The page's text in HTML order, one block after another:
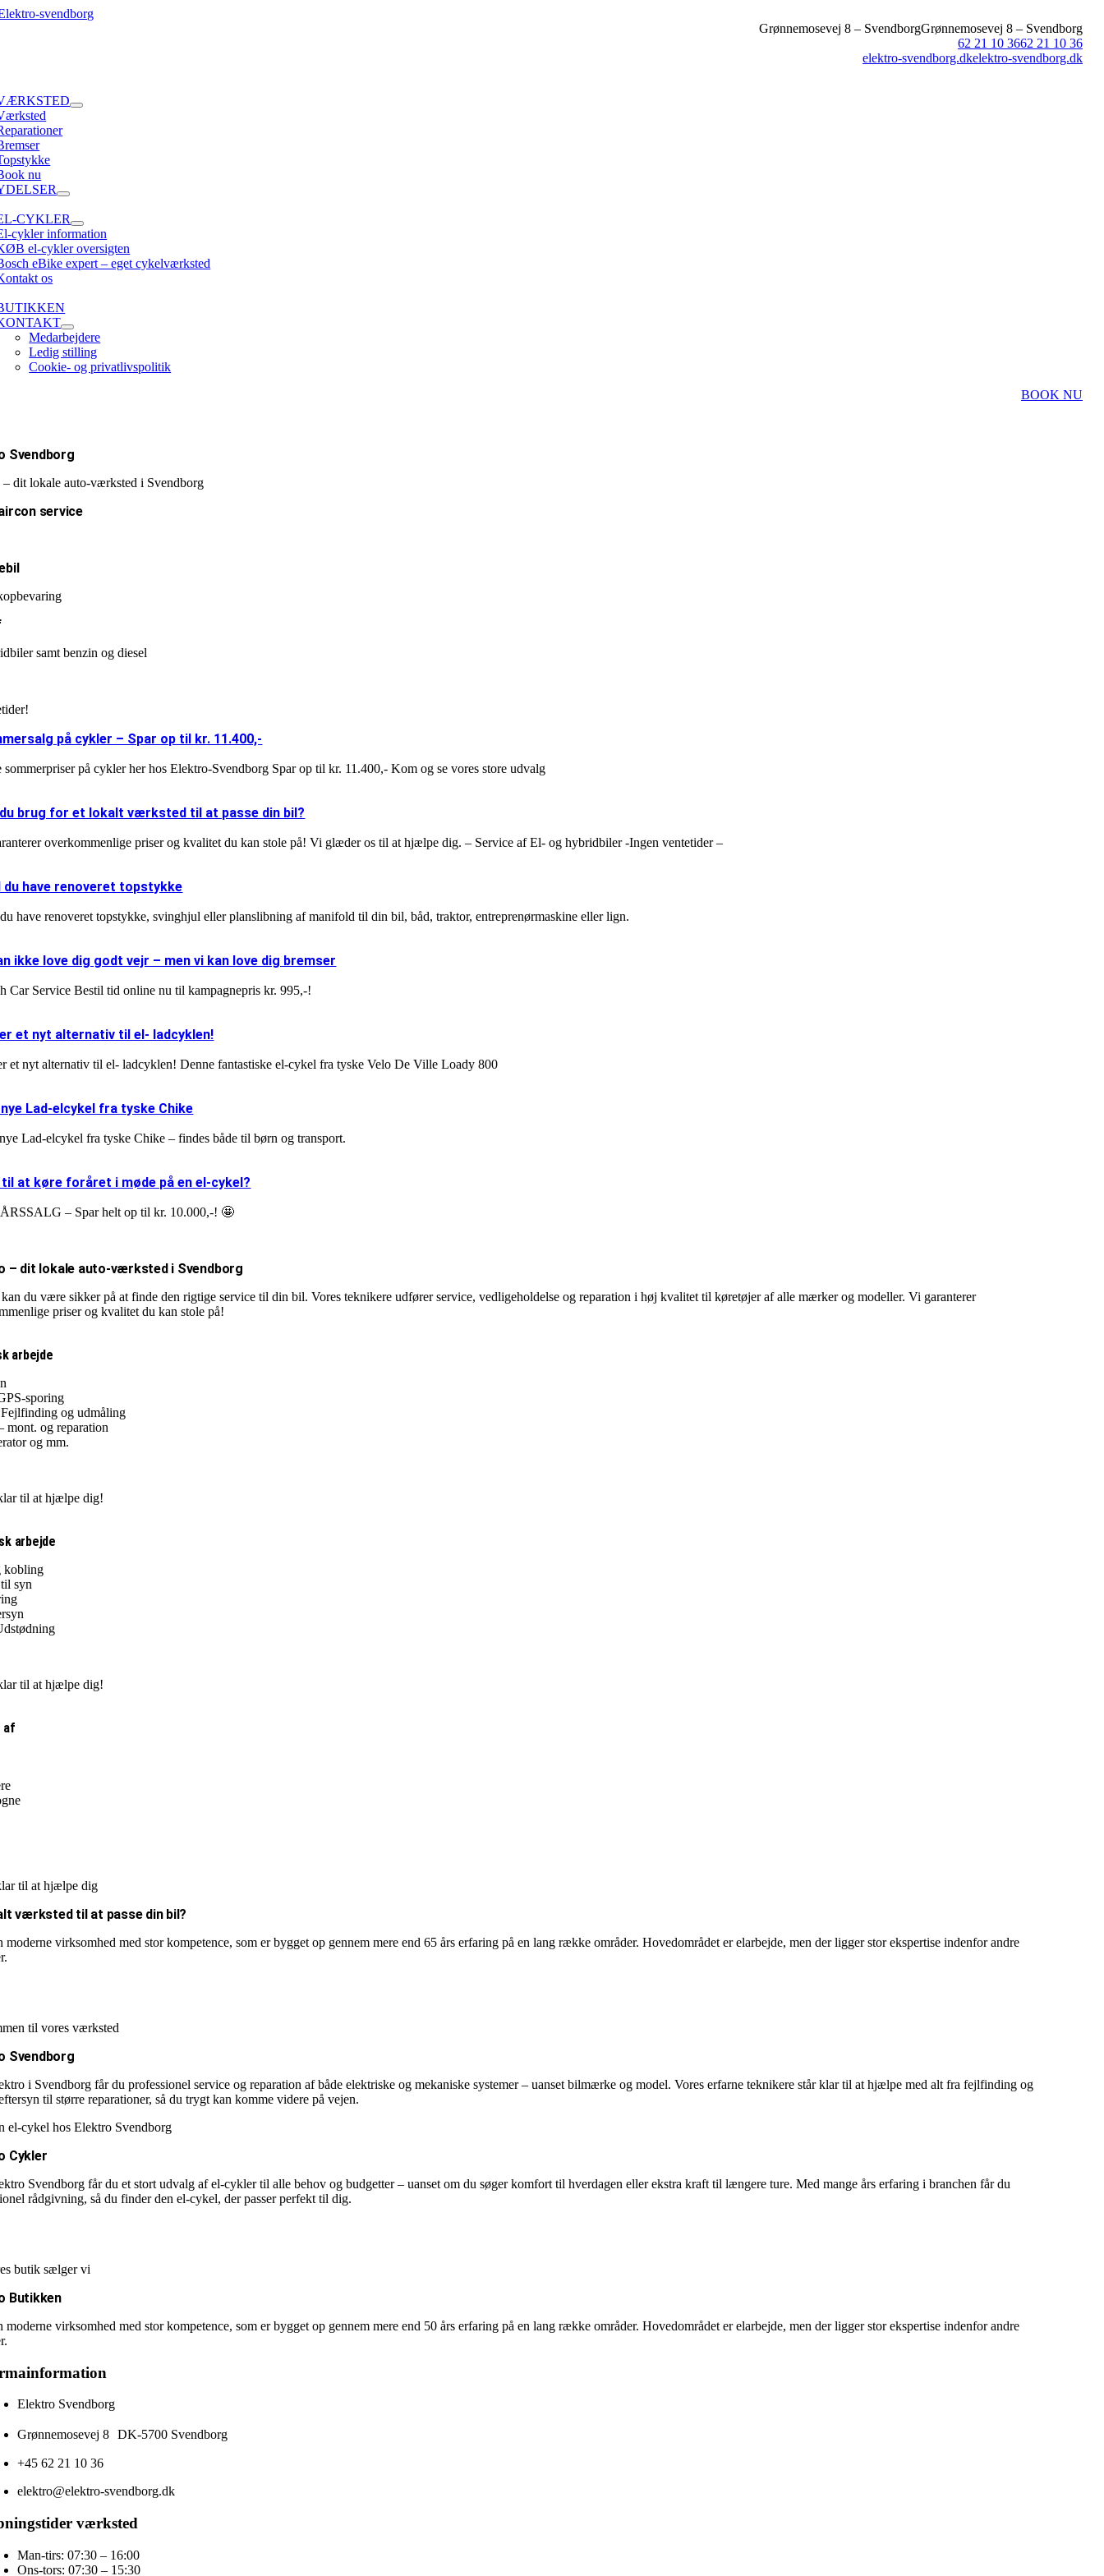
Skip
Grønnemosevej 8 – SvendborgGrønnemosevej 8 – Svendborg
62 21 10 3662 21 10 36
elektro-svendborg.dkelektro-svendborg.dk
nu
CYKLER
cykler information
el-cykler oversigten
eBike expert – eget cykelværksted
os
Medarbejdere
Ledig stilling
Cookie- og privatlivspolitik
BOOK NU
Svendborg
dit lokale auto-værksted i Svendborg
service
samt benzin og diesel
på cykler – Spar op til kr. 11.400,-
sommerpriser på cykler her hos Elektro-Svendborg Spar op til kr. 11.400,- Kom og se vores store udvalg
brug for et lokalt værksted til at passe din bil?
overkommenlige priser og kvalitet du kan stole på! Vi glæder os til at hjælpe dig. – Service af El- og hybridbiler -Ingen ventetider –
du have renoveret topstykke
have renoveret topstykke, svinghjul eller planslibning af manifold til din bil, båd, traktor, entreprenørmaskine eller lign.
ikke love dig godt vejr – men vi kan love dig bremser
Car Service Bestil tid online nu til kampagnepris kr. 995,-!
et nyt alternativ til el- ladcyklen!
et nyt alternativ til el- ladcyklen! Denne fantastiske el-cykel fra tyske Velo De Ville Loady 800
nye Lad-elcykel fra tyske Chike
Lad-elcykel fra tyske Chike – findes både til børn og transport.
til at køre foråret i møde på en el-cykel?
– Spar helt op til kr. 10.000,-! 🤩
– dit lokale auto-værksted i Svendborg
du være sikker på at finde den rigtige service til din bil. Vores teknikere udfører service, vedligeholdelse og reparation i høj kvalitet til køretøjer af alle mærker og modeller. Vi garanterer
priser og kvalitet du kan stole på!
arbejde
sporing
og udmåling
mont. og reparation
og mm.
til at hjælpe dig!
arbejde
kobling
syn
til at hjælpe dig!
af
til at hjælpe dig
værksted til at passe din bil?
moderne virksomhed med stor kompetence, som er bygget op gennem mere end 65 års erfaring på en lang række områder. Hovedområdet er elarbejde, men der ligger stor ekspertise indenfor andre
til vores værksted
Svendborg
i Svendborg får du professionel service og reparation af både elektriske og mekaniske systemer – uanset bilmærke og model. Vores erfarne teknikere står klar til at hjælpe med alt fra fejlfinding og
til større reparationer, så du trygt kan komme videre på vejen.
el-cykel hos Elektro Svendborg
Cykler
Svendborg får du et stort udvalg af el-cykler til alle behov og budgetter – uanset om du søger komfort til hverdagen eller ekstra kraft til længere ture. Med mange års erfaring i branchen får du
rådgivning, så du finder den el-cykel, der passer perfekt til dig.
butik sælger vi
Butikken
moderne virksomhed med stor kompetence, som er bygget op gennem mere end 50 års erfaring på en lang række områder. Hovedområdet er elarbejde, men der ligger stor ekspertise indenfor andre
Elektro Svendborg
Grønnemosevej 8 DK-5700 Svendborg
+45 62 21 10 36
elektro@elektro-svendborg.dk
værksted
Man-tirs: 07:30 – 16:00
Ons-tors: 07:30 – 15:30